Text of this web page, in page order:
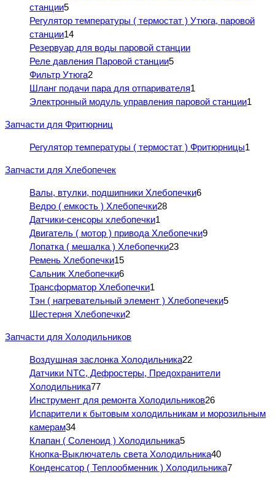
станции5
Регулятор температуры ( термостат ) Утюга, паровой
станции14
Резервуар для воды паровой станции
Реле давления Паровой станции5
Фильтр Утюга2
Шланг подачи пара для отпаривателя1
Электронный модуль управления паровой станции1
Запчасти для Фритюрниц
Регулятор температуры ( термостат ) Фритюрницы1
Запчасти для Хлебопечек
Валы, втулки, подшипники Хлебопечки6
Ведро ( емкость ) Хлебопечки28
Датчики-сенсоры хлебопечки1
Двигатель ( мотор ) привода Хлебопечки9
Лопатка ( мешалка ) Хлебопечки23
Ремень Хлебопечки15
Сальник Хлебопечки6
Трансформатор Хлебопечки1
Тэн ( нагревательный элемент ) Хлебопечеки5
Шестерня Хлебопечки2
Запчасти для Холодильников
Воздушная заслонка Холодильника22
Датчики NTC, Дефростеры, Предохранители
Холодильника77
Инструмент для ремонта Холодильников26
Испарители к бытовым холодильникам и морозильным
камерам34
Клапан ( Соленоид ) Холодильника5
Кнопка-Выключатель света Холодильника40
Конденсатор ( Теплообменник ) Холодильника7